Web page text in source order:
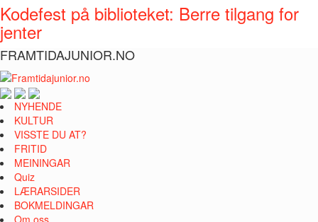
Kodefest på biblioteket: Berre tilgang for
jenter
FRAMTIDAJUNIOR.NO
NYHENDE
KULTUR
VISSTE DU AT?
FRITID
MEININGAR
Quiz
LÆRARSIDER
BOKMELDINGAR
Om oss